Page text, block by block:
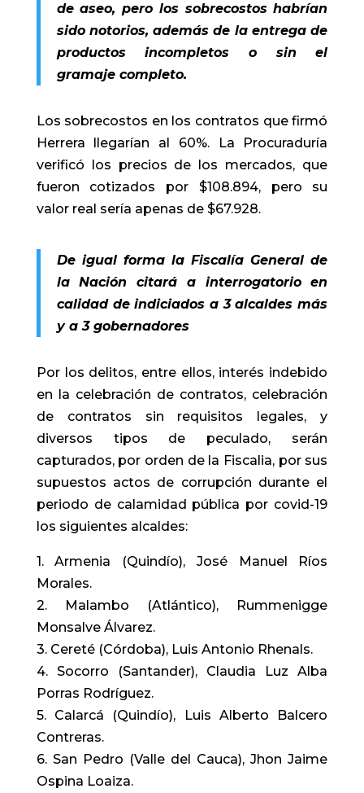
de aseo, pero los sobrecostos habrían
sido notorios, además de la entrega de
productos incompletos o sin el
gramaje completo.
Los sobrecostos en los contratos que firmó
Herrera llegarían al 60%. La Procuraduría
verificó los precios de los mercados, que
fueron cotizados por $108.894, pero su
valor real sería apenas de $67.928.
De igual forma la Fiscalía General de
la Nación citará a interrogatorio en
calidad de indiciados a 3 alcaldes más
y a 3 gobernadores
Por los delitos, entre ellos, interés indebido
en la celebración de contratos, celebración
de contratos sin requisitos legales, y
diversos tipos de peculado, serán
capturados, por orden de la Fiscalia, por sus
supuestos actos de corrupción durante el
periodo de calamidad pública por covid-19
los siguientes alcaldes:
1. Armenia (Quindío), José Manuel Ríos
Morales.
2. Malambo (Atlántico), Rummenigge
Monsalve Álvarez.
3. Cereté (Córdoba), Luis Antonio Rhenals.
4. Socorro (Santander), Claudia Luz Alba
Porras Rodríguez.
5. Calarcá (Quindío), Luis Alberto Balcero
Contreras.
6. San Pedro (Valle del Cauca), Jhon Jaime
Ospina Loaiza.